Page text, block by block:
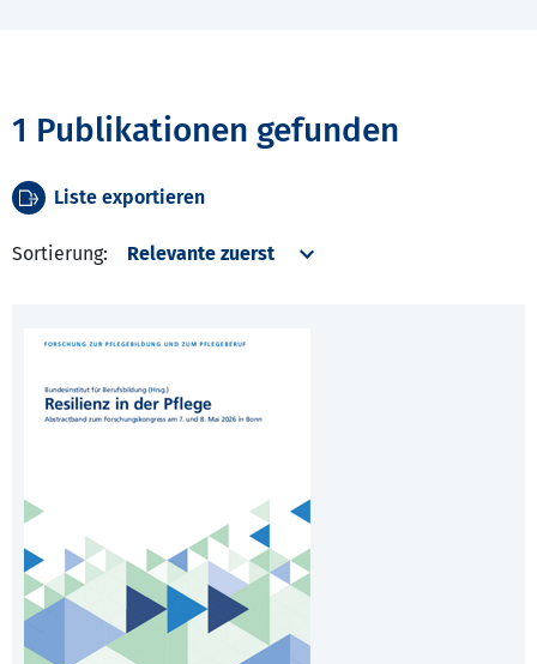
1 Publikationen gefunden
Liste exportieren
Sortierung: